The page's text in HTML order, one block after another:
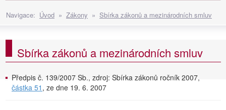
Navigace: Úvod » Zákony » Sbírka zákonů a mezinárodních smluv
Sbírka zákonů a mezinárodních smluv
Předpis č. 139/2007 Sb., zdroj: Sbírka zákonů ročník 2007,
částka 51 , ze dne 19. 6. 2007